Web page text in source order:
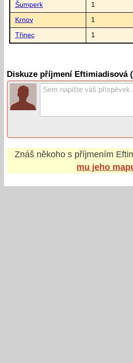
Šumperk 1
Krnov 1
Třinec 1
Diskuze příjmení Eftimiadisová
Znáš někoho s příjmením
mu jeho